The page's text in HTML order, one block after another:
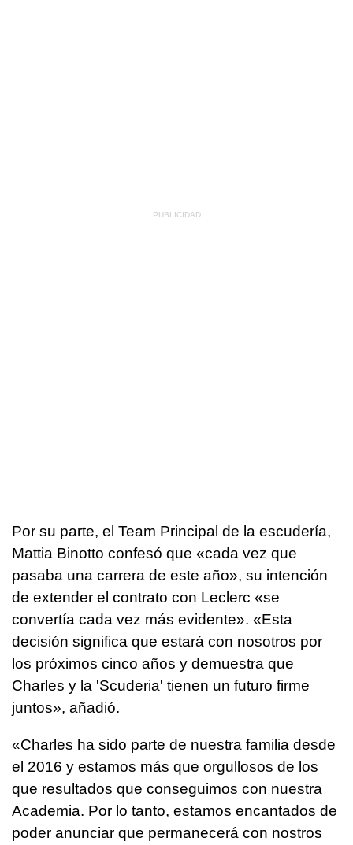
Por su parte, el Team Principal de la escudería,
Mattia Binotto confesó que «cada vez que
pasaba una carrera de este año», su intención
de extender el contrato con Leclerc «se
convertía cada vez más evidente». «Esta
decisión significa que estará con nosotros por
los próximos cinco años y demuestra que
Charles y la 'Scuderia' tienen un futuro firme
juntos», añadió.
«Charles ha sido parte de nuestra familia desde
el 2016 y estamos más que orgullosos de los
que resultados que conseguimos con nuestra
Academia. Por lo tanto, estamos encantados de
poder anunciar que permanecerá con nostros